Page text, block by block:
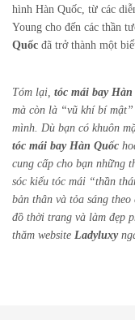
hình Hàn Quốc, từ các
Young cho đến các thần
Quốc đã trở thành một
Tóm lại, tóc mái bay Hàn
mà còn là “vũ khí bí
mình. Dù bạn có khuôn
tóc mái bay Hàn Quốc
cung cấp cho bạn những
sóc kiểu tóc mái “thần
bản thân và tỏa sáng
đồ thời trang và làm đẹp
thăm website Ladyluxy